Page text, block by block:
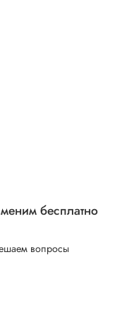
бесплатно
вопросы